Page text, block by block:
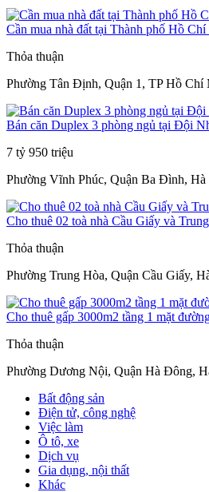
Cần mua nhà đất tại Thành phố Hồ
Thỏa thuận
Phường Tân Định, Quận 1, TP Hồ Chí
Bán căn Duplex 3 phòng ngủ tại Đội
7 tỷ 950 triệu
Phường Vĩnh Phúc, Quận Ba Đình, Hà
Cho thuê 02 toà nhà Cầu Giấy và
Thỏa thuận
Phường Trung Hòa, Quận Cầu Giấy,
Cho thuê gấp 3000m2 tầng 1 mặt
Thỏa thuận
Phường Dương Nội, Quận Hà Đông,
Bất động sản
Điện tử, công nghệ
Việc làm
Ô tô, xe
Dịch vụ
Gia dụng, nội thất
Khác